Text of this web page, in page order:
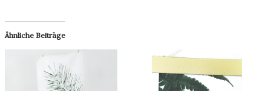
Ähnliche Beiträge